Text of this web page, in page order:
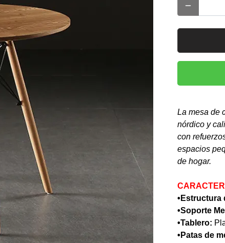
La mesa de
nórdico y
con
espacios
de hogar.
•Estructura
•Soporte
•Tablero:
•Patas de